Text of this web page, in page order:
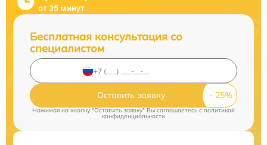
от 35 минут
Бесплатная консультация со
специалистом
Оставить заявку
Нажимая на кнопку "Оставить заявку" Вы соглашаетесь cполитикой
конфиденциальности